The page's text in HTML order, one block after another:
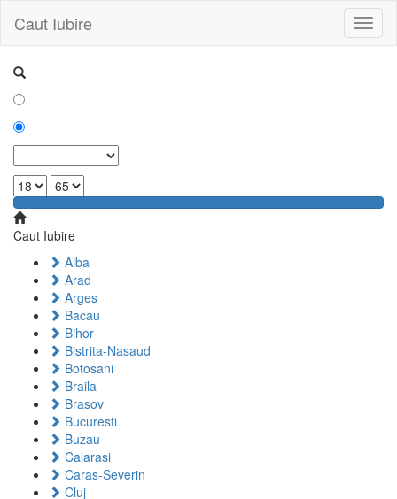
Caut Iubire
Caut Iubire
Alba
Arad
Arges
Bacau
Bihor
Bistrita-Nasaud
Botosani
Braila
Brasov
Bucuresti
Buzau
Calarasi
Caras-Severin
Cluj